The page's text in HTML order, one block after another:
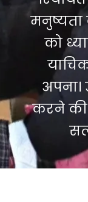
मनुष्यता
को
अपना।
करने की